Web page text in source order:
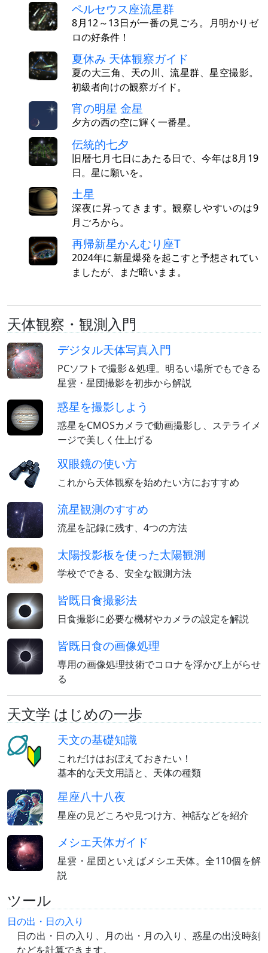
ペルセウス座流星群
8月12～13日が一番の見ごろ。月明かりゼ
ロの好条件！
夏休み 天体観察ガイド
夏の大三角、天の川、流星群、星空撮影。
初級者向けの観察ガイド。
宵の明星 金星
夕方の西の空に輝く一番星。
伝統的七夕
旧暦七月七日にあたる日で、今年は8月19
日。星に願いを。
土星
深夜に昇ってきます。観察しやすいのは9
月ごろから。
再帰新星かんむり座T
2024年に新星爆発を起こすと予想されてい
ましたが、まだ暗いまま。
天体観察・観測入門
デジタル天体写真入門
PCソフトで撮影＆処理。明るい場所でもできる
星雲・星団撮影を初歩から解説
惑星を撮影しよう
惑星をCMOSカメラで動画撮影し、ステライメ
ージで美しく仕上げる
双眼鏡の使い方
これから天体観察を始めたい方におすすめ
流星観測のすすめ
流星を記録に残す、4つの方法
太陽投影板を使った太陽観測
学校でできる、安全な観測方法
皆既日食撮影法
日食撮影に必要な機材やカメラの設定を解説
皆既日食の画像処理
専用の画像処理技術でコロナを浮かび上がらせ
る
天文学 はじめの一歩
天文の基礎知識
これだけはおぼえておきたい！
基本的な天文用語と、天体の種類
星座八十八夜
星座の見どころや見つけ方、神話などを紹介
メシエ天体ガイド
星雲・星団といえばメシエ天体。全110個を解
説
ツール
日の出・日の入り
日の出・日の入り、月の出・月の入り、惑星の出没時刻
などを計算できます。